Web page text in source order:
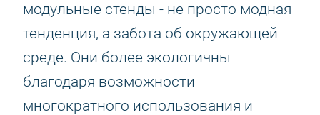
модульные стенды - не просто модная
тенденция, а забота об окружающей
среде. Они более экологичны
благодаря возможности
многократного использования и